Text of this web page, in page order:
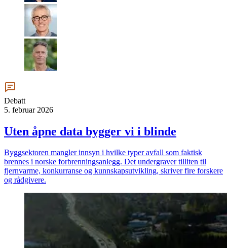
Debatt
5. februar 2026
Uten åpne data bygger vi i blinde
Byggsektoren mangler innsyn i hvilke typer avfall som faktisk
brennes i norske forbrenningsanlegg. Det undergraver tilliten til
fjernvarme, konkurranse og kunnskapsutvikling, skriver fire forskere
og rådgivere.